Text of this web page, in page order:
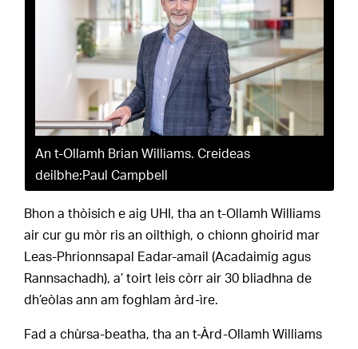
An t-Ollamh Brian Williams. Creideas
deilbhe:Paul Campbell
Bhon a thòisich e aig UHI, tha an t-Ollamh Williams
air cur gu mòr ris an oilthigh, o chionn ghoirid mar
Leas-Phrionnsapal Eadar-amail (Acadaimig agus
Rannsachadh), a’ toirt leis còrr air 30 bliadhna de
dh’eòlas ann am foghlam àrd-ìre.
Fad a chùrsa-beatha, tha an t-Àrd-Ollamh Williams